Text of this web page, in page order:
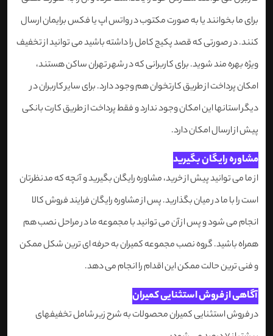
برای ما بخوانند یا به صورت مکتوب در واتس اپ یا فکس برایمان ارسال
کنند. در صورتی که قصد پکیج کامل را داشته باشید می توانید از تخفیف
ویژه بهره مند شوید. برای کاربرانی که در شهر تهران ساکن هستند،
امکان پرداخت از طریق کارتخوان هم وجود دارد. برای سایر کاربران در
دیگر استانها این امکان وجود ندارد و فقط پرداخت از طریق کارت بانکی
پیش از ارسال امکان دارد.
مشاوره رایگان بگیرید
از ما می توانید پیش از خرید، مشاوره رایگان بگیرید و آنچه که مدنظرتان
است را با ما در میان بگذارید. پس از مشاوره رایگان فرایند فروش کالا
انجام می شود و پس از آن می توانید با مجموعه ما در مراحل نصب هم
همراه باشید. گروه نصب مجموعه کمیران به حرفه ای ترین شکل ممکن
و فنی ترین حالت ممکن این اقدام را انجام می دهد.
آگاهی از فروش استثنایی کمیران
در فروش استثنایی کمیران محصولات به شرح زیر شامل تخفیفهای